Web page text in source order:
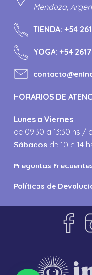
Mendoza,
TIENDA:+54
YOGA:+54
HORARIOS DE
Lunes a Viernes
de 09:30 a 13:30 hs /
Sábados de 10 a 14
Preguntas
Políticas de